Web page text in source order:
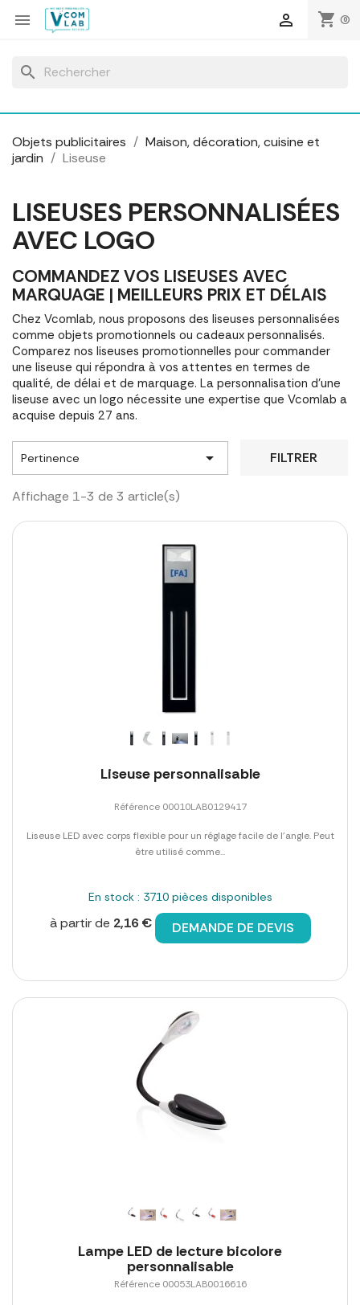
 shopping_cart (0)

search
Objets publicitaires
Maison, décoration, cuisine et
jardin
Liseuse
LISEUSES PERSONNALISÉES
AVEC LOGO
COMMANDEZ VOS LISEUSES AVEC
MARQUAGE | MEILLEURS PRIX ET DÉLAIS
Chez Vcomlab, nous proposons des liseuses personnalisées
comme objets promotionnels ou cadeaux personnalisés.
Comparez nos liseuses promotionnelles pour commander
une liseuse qui répondra à vos attentes en termes de
qualité, de délai et de marquage. La personnalisation d'une
liseuse avec un logo nécessite une expertise que Vcomlab a
acquise depuis 27 ans.
Pertinence  FILTRER
Affichage 1-3 de 3 article(s)
Liseuse personnalisable
Référence 00010LAB0129417
Liseuse LED avec corps flexible pour un réglage facile de l'angle. Peut
être utilisé comme...
En stock : 3710 pièces disponibles
à partir de 2,16 € DEMANDE DE DEVIS
Lampe LED de lecture bicolore
personnalisable
Référence 00053LAB0016616
Panneau de gestion des cookies